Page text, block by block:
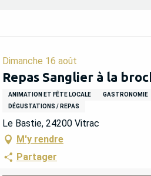
Dimanche 16 août
Repas Sanglier à la
ANIMATION ET FÊTE LOCALE GASTRONOMIE
DÉGUSTATIONS / REPAS
Le Bastie, 24200 Vitrac
M'y rendre
Partager